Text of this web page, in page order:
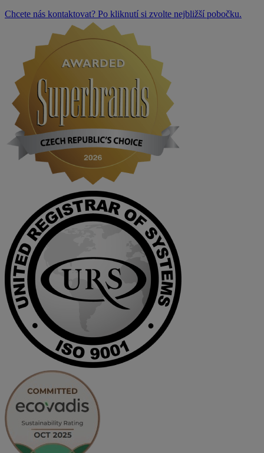
Chcete nás kontaktovat? Po kliknutí si zvolte nejbližší pobočku.